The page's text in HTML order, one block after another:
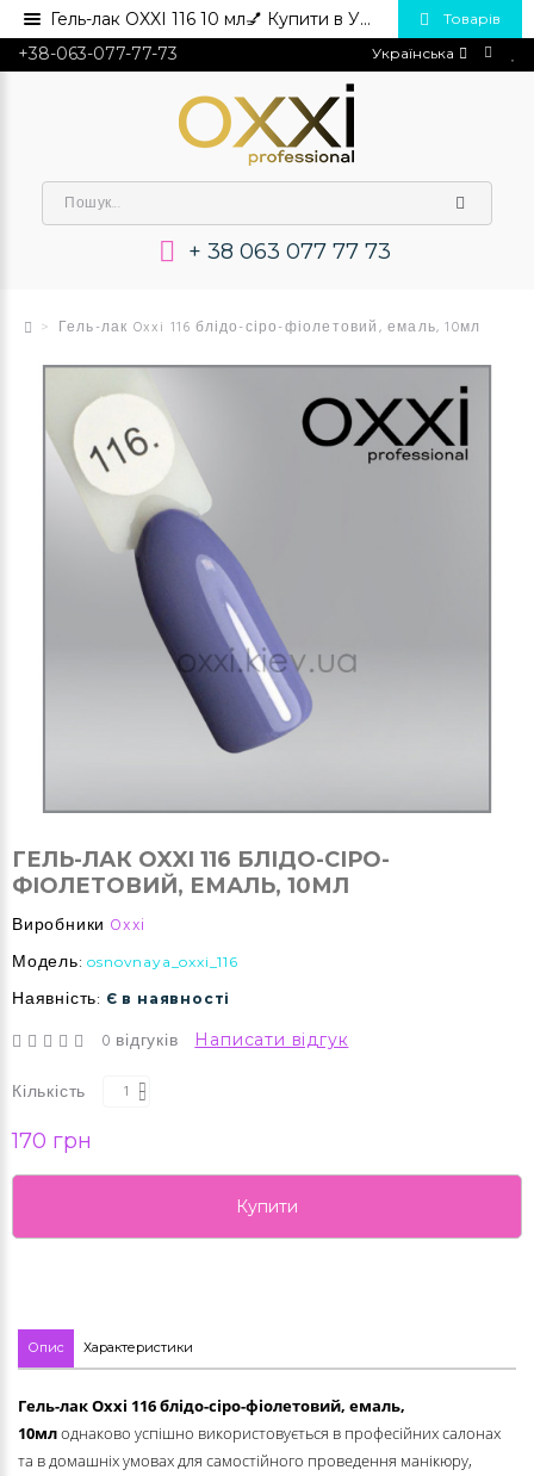
+38-063-077-77-73 Українська
+ 38 063 077 77 73
Товарів
Гель-лак Oxxi 116 блідо-сіро-фіолетовий, емаль, 10мл
ГЕЛЬ-ЛАК OXXI 116 БЛІДО-СІРО-
ФІОЛЕТОВИЙ, ЕМАЛЬ, 10МЛ
Виробники Oxxi
Модель: osnovnaya_oxxi_116
Наявність: Є в наявності
0 відгуків Написати відгук
Кількість
170 грн
Купити
Опис Характеристики
Гель-лак Oxxi 116 блідо-сіро-фіолетовий, емаль,
10млоднаково успішно використовується в професійних салонах
та в домашніх умовах для самостійного проведення манікюру,
Гель-лак OXXI 116 10 мл💅 Купити в Україні опт та роздріб